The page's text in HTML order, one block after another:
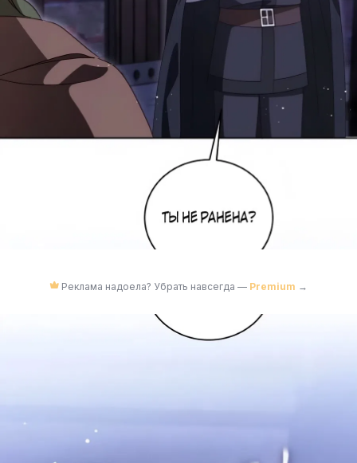
Реклама надоела? Убрать навсегда — Premium →